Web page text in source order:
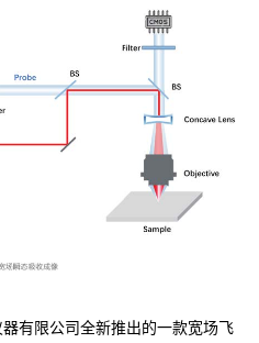
有限公司全新推出的一款宽场飞